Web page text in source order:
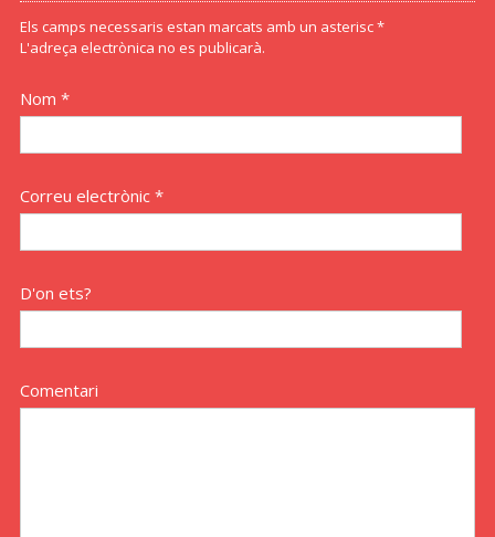
Els camps necessaris estan marcats amb un asterisc *
L'adreça electrònica no es publicarà.
Nom *
Correu electrònic *
D'on ets?
Comentari